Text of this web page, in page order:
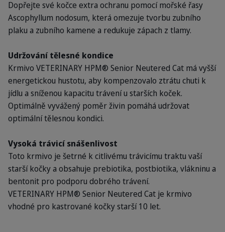
Dopřejte své kočce extra ochranu pomocí mořské řasy
Ascophyllum nodosum, která omezuje tvorbu zubního
plaku a zubního kamene a redukuje zápach z tlamy.
Udržování tělesné kondice
Krmivo VETERINARY HPM® Senior Neutered Cat má vyšší
energetickou hustotu, aby kompenzovalo ztrátu chuti k
jídlu a sníženou kapacitu trávení u starších koček.
Optimálně vyvážený poměr živin pomáhá udržovat
optimální tělesnou kondici.
Vysoká trávicí snášenlivost
Toto krmivo je šetrné k citlivému trávicímu traktu vaší
starší kočky a obsahuje prebiotika, postbiotika, vlákninu a
bentonit pro podporu dobrého trávení.
VETERINARY HPM® Senior Neutered Cat je krmivo
vhodné pro kastrované kočky starší 10 let.